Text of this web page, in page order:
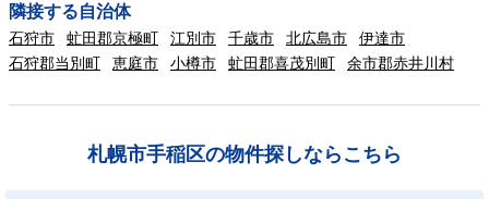
隣接する自治体
石狩市 虻田郡京極町 江別市 千歳市 北広島市
伊達市
石狩郡当別町
恵庭市 小樽市 虻田郡喜茂別町 余市郡赤井川村
札幌市手稲区の物件探しならこちら